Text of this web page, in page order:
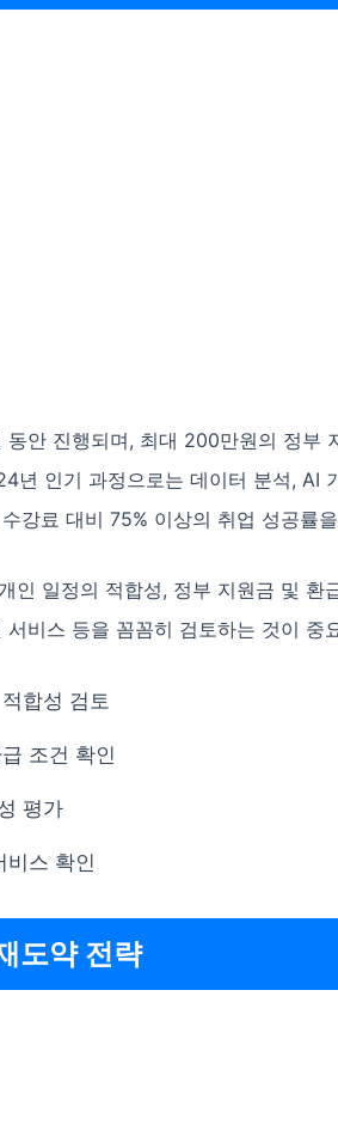
안 진행되며, 최대 200만원의 정부
년 인기 과정으로는 데이터 분석, AI
강료 대비 75% 이상의 취업 성공률
인 일정의 적합성, 정부 지원금 및 환
비스 등을 꼼꼼히 검토하는 것이 중
합성 검토
조건 확인
평가
비스 확인
도약 전략